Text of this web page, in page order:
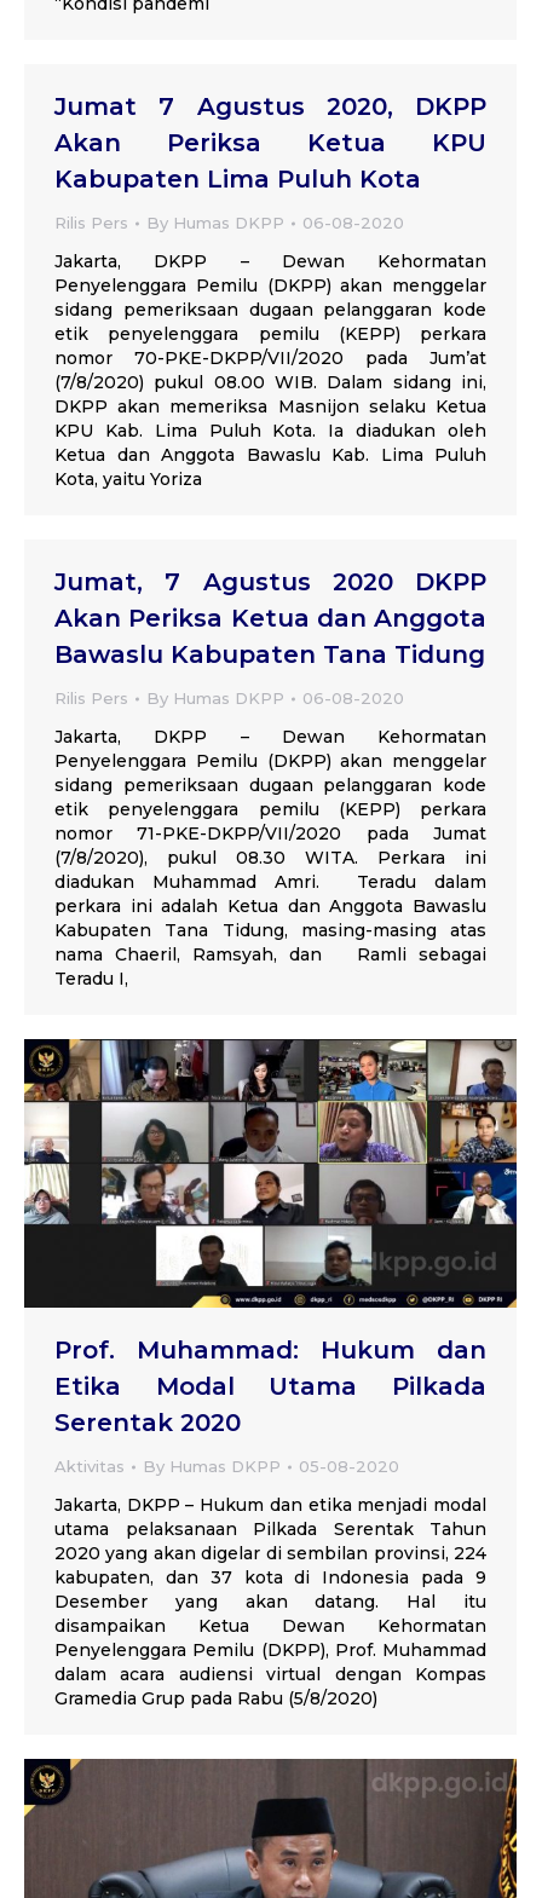
Jumat 7 Agustus 2020, DKPP
Akan Periksa Ketua KPU
Kabupaten Lima Puluh Kota
Rilis Pers By Humas DKPP 06-08-2020
Jakarta, DKPP – Dewan Kehormatan
Penyelenggara Pemilu (DKPP) akan menggelar
sidang pemeriksaan dugaan pelanggaran kode
etik penyelenggara pemilu (KEPP) perkara
nomor 70-PKE-DKPP/VII/2020 pada Jum’at
(7/8/2020) pukul 08.00 WIB. Dalam sidang ini,
DKPP akan memeriksa Masnijon selaku Ketua
KPU Kab. Lima Puluh Kota. Ia diadukan oleh
Ketua dan Anggota Bawaslu Kab. Lima Puluh
Kota, yaitu Yoriza
Jumat, 7 Agustus 2020 DKPP
Akan Periksa Ketua dan Anggota
Bawaslu Kabupaten Tana Tidung
Rilis Pers By Humas DKPP 06-08-2020
Jakarta, DKPP – Dewan Kehormatan
Penyelenggara Pemilu (DKPP) akan menggelar
sidang pemeriksaan dugaan pelanggaran kode
etik penyelenggara pemilu (KEPP) perkara
nomor 71-PKE-DKPP/VII/2020 pada Jumat
(7/8/2020), pukul 08.30 WITA. Perkara ini
diadukan Muhammad Amri. Teradu dalam
perkara ini adalah Ketua dan Anggota Bawaslu
Kabupaten Tana Tidung, masing-masing atas
nama Chaeril, Ramsyah, dan Ramli sebagai
Teradu I,
Prof. Muhammad: Hukum dan
Etika Modal Utama Pilkada
Serentak 2020
Aktivitas By Humas DKPP 05-08-2020
Jakarta, DKPP – Hukum dan etika menjadi modal
utama pelaksanaan Pilkada Serentak Tahun
2020 yang akan digelar di sembilan provinsi, 224
kabupaten, dan 37 kota di Indonesia pada 9
Desember yang akan datang. Hal itu
disampaikan Ketua Dewan Kehormatan
Penyelenggara Pemilu (DKPP), Prof. Muhammad
dalam acara audiensi virtual dengan Kompas
Gramedia Grup pada Rabu (5/8/2020)